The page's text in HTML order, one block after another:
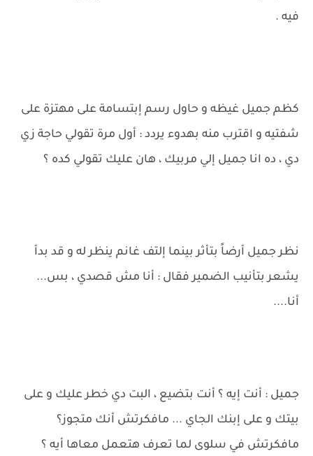
فيه .
كظم جميل غيظه و حاول رسم إبتسامة على مهتزة على
شفتيه و اقترب منه بهدوء يردد : أول مرة تقولي حاجة زي
دي ، ده انا جميل إلي مربيك ، هان عليك تقولي كده ؟
نظر جميل أرضاً بتأثر بينما إلتف غانم ينظر له و قد بدأ
يشعر بتأنيب الضمير فقال : أنا مش قصدي ، بس...
أنا....
جميل : أنت إيه ؟ أنت بتضيع ، البت دي خطر عليك و على
بيتك و على إبنك الجاي ... مافكرتش أنك متجوز؟
مافكرتش في سلوى لما تعرف هتعمل معاها أيه ؟